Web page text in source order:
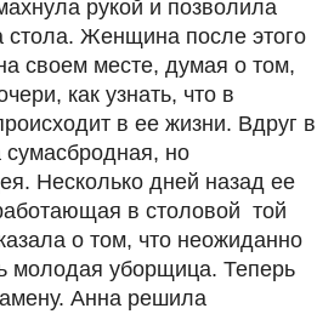
рукой и позволила
стола. Женщина после этого
своем месте, думая о том,
как узнать, что в
в ее жизни. Вдруг в
но
Несколько дней назад ее
в столовой той
о том, что неожиданно
молодая уборщица. Теперь
Анна решила